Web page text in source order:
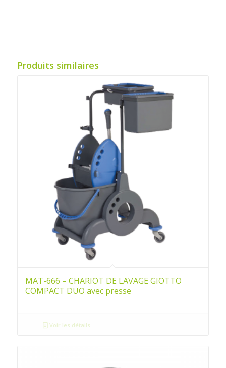
Produits similaires
MAT-666 – CHARIOT DE LAVAGE GIOTTO
COMPACT DUO avec presse
Voir les détails